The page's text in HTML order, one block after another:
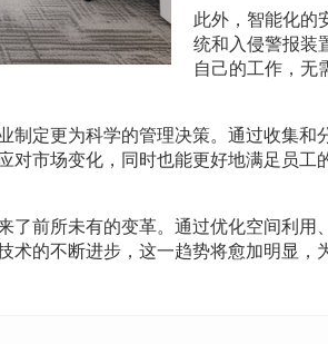
此外，智能化的
统和入侵警报装
自己的工作，无
制定更为科学的管理决策。通过收集
对市场变化，同时也能更好地满足员
了前所未有的变革。通过优化空间利
的不断进步，这一趋势将愈加明显，